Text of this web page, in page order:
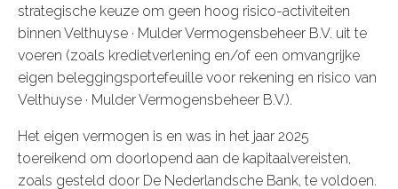
strategische keuze om geen hoog risico-activiteiten
binnen Velthuyse · Mulder Vermogensbeheer B.V. uit te
voeren (zoals kredietverlening en/of een omvangrijke
eigen beleggingsportefeuille voor rekening en risico van
Velthuyse · Mulder Vermogensbeheer B.V.).
Het eigen vermogen is en was in het jaar 2025
toereikend om doorlopend aan de kapitaalvereisten,
zoals gesteld door De Nederlandsche Bank, te voldoen.